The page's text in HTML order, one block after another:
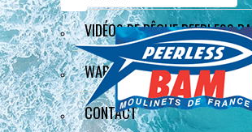
VIDÉOS DE PÊCHE PEERLESS
WARRANTY
CONTACT